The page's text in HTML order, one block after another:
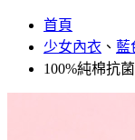
首頁
少女內衣 、 藍
100%純棉抗